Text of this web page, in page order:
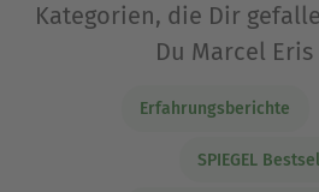
Kategorien, die Dir
Du Marcel
Erfahrungsberichte
SPIEGEL